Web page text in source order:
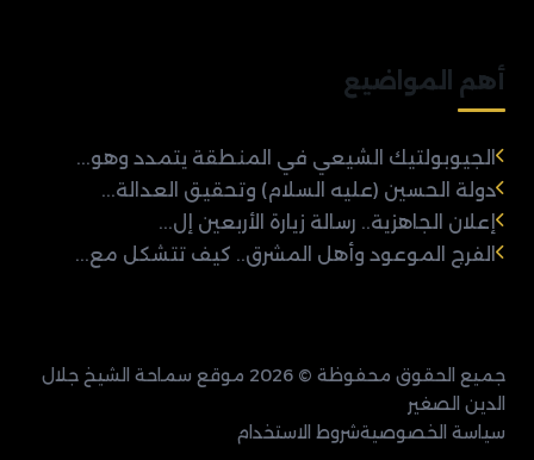
أهم المواضيع
الجيوبولتيك الشيعي في المنطقة يتمدد وهو...
دولة الحسين (عليه السلام) وتحقيق العدالة...
إعلان الجاهزية.. رسالة زيارة الأربعين إل...
الفرج الموعود وأهل المشرق.. كيف تتشكل مع...
جميع الحقوق محفوظة © 2026 موقع سماحة الشيخ جلال
الدين الصغير
سياسة الخصوصيةشروط الاستخدام